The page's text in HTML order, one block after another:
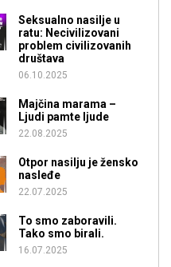
Seksualno nasilje u
ratu: Necivilizovani
problem civilizovanih
društava
06.10.2025
Majčina marama –
Ljudi pamte ljude
22.08.2025
Otpor nasilju je žensko
nasleđe
22.07.2025
To smo zaboravili.
Tako smo birali.
16.07.2025